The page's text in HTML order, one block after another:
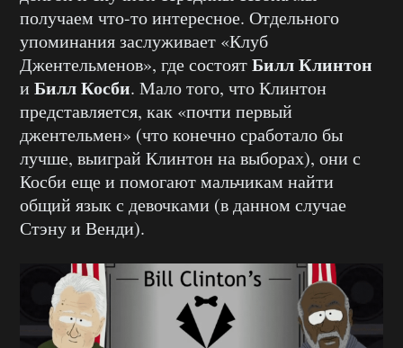
получаем что-то интересное. Отдельного
упоминания заслуживает «Клуб
Джентельменов», где состоятБилл Клинтон
и Билл Косби. Мало того, что Клинтон
представляется, как «почти первый
джентельмен» (что конечно сработало бы
лучше, выиграй Клинтон на выборах), они с
Косби еще и помогают мальчикам найти
общий язык с девочками (в данном случае
Стэну и Венди).